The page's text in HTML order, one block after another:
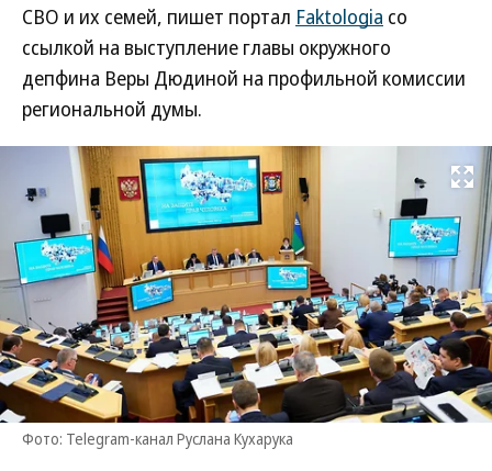
СВО и их семей, пишет портал Faktologia со
ссылкой на выступление главы окружного
депфина Веры Дюдиной на профильной комиссии
региональной думы.
Развернуть
Фото: Telegram-канал Руслана Кухарука